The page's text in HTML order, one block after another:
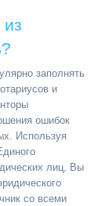
заполнять
и
ошибок
Используя
лиц, Вы
со всеми